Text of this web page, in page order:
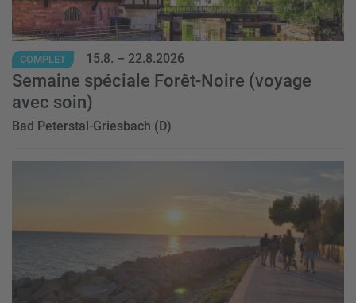
COMPLET 15.8. – 22.8.2026
Semaine spéciale Forêt-Noire (voyage
avec soin)
Bad Peterstal-Griesbach (D)